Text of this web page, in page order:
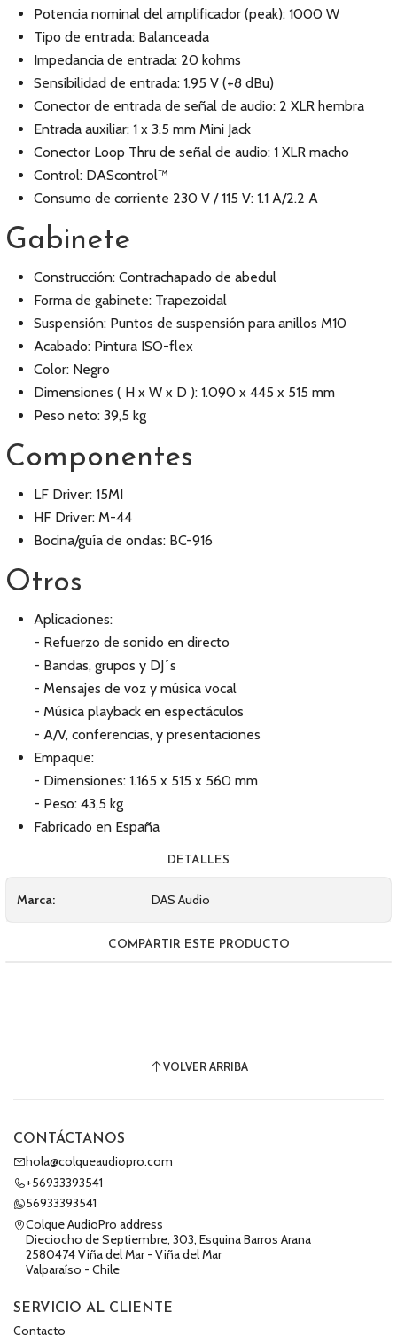
Potencia nominal del amplificador (peak): 1000 W
Tipo de entrada: Balanceada
Impedancia de entrada: 20 kohms
Sensibilidad de entrada: 1.95 V (+8 dBu)
Conector de entrada de señal de audio: 2 XLR hembra
Entrada auxiliar: 1 x 3.5 mm Mini Jack
Conector Loop Thru de señal de audio: 1 XLR macho
Control: DAScontrol™
Consumo de corriente 230 V / 115 V: 1.1 A/2.2 A
Gabinete
Construcción: Contrachapado de abedul
Forma de gabinete: Trapezoidal
Suspensión: Puntos de suspensión para anillos M10
Acabado: Pintura ISO-flex
Color: Negro
Dimensiones ( H x W x D ): 1.090 x 445 x 515 mm
Peso neto: 39,5 kg
Componentes
LF Driver: 15MI
HF Driver: M-44
Bocina/guía de ondas: BC-916
Otros
Aplicaciones:
- Refuerzo de sonido en directo
- Bandas, grupos y DJ´s
- Mensajes de voz y música vocal
- Música playback en espectáculos
- A/V, conferencias, y presentaciones
Empaque:
- Dimensiones: 1.165 x 515 x 560 mm
- Peso: 43,5 kg
Fabricado en España
DETALLES
Marca: DAS Audio
COMPARTIR ESTE PRODUCTO
VOLVER ARRIBA
CONTÁCTANOS
hola@colqueaudiopro.com
+56933393541
56933393541
Colque AudioPro address
Dieciocho de Septiembre, 303, Esquina Barros Arana
2580474 Viña del Mar - Viña del Mar
Valparaíso - Chile
SERVICIO AL CLIENTE
Contacto